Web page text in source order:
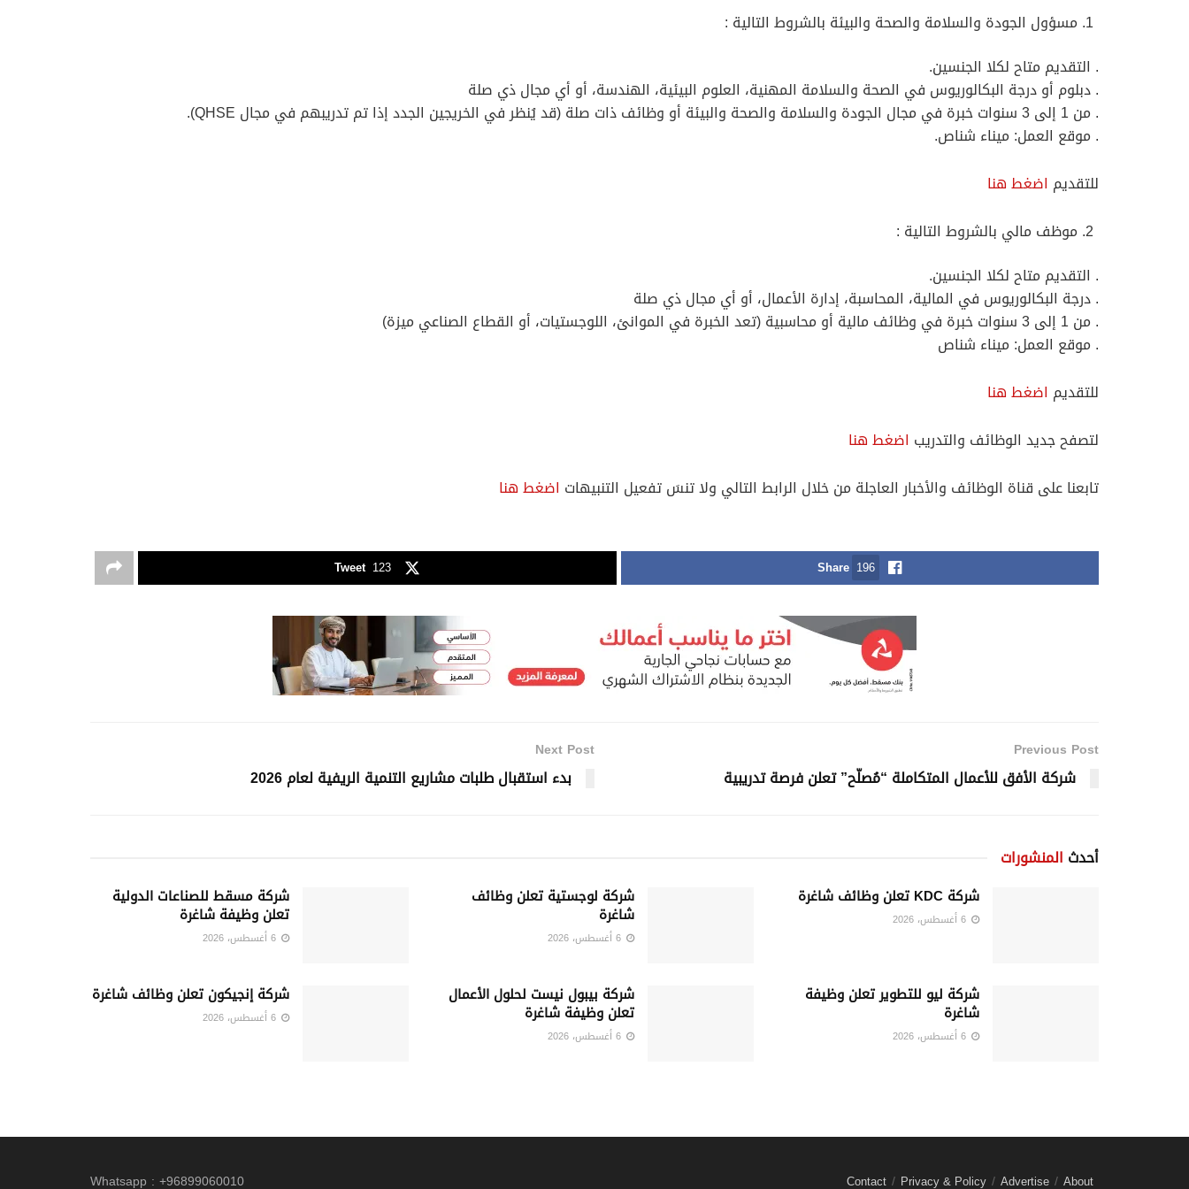
مسؤول الجودة والسلامة والصحة والبيئة بالشروط التالية :
. التقديم متاح لكلا الجنسين.
. دبلوم أو درجة البكالوريوس في الصحة والسلامة المهنية، العلوم البيئية، الهندسة، أو أي مجال ذي صلة
. من 1 إلى 3 سنوات خبرة في مجال الجودة والسلامة والصحة والبيئة أو وظائف ذات صلة (قد يُنظر في الخريجين الجدد إذا تم تدريبهم في مجال QHSE).
. موقع العمل: ميناء شناص.
للتقديم اضغط هنا
موظف مالي بالشروط التالية :
. التقديم متاح لكلا الجنسين.
. درجة البكالوريوس في المالية، المحاسبة، إدارة الأعمال، أو أي مجال ذي صلة
. من 1 إلى 3 سنوات خبرة في وظائف مالية أو محاسبية (تعد الخبرة في الموانئ، اللوجستيات، أو القطاع الصناعي ميزة)
. موقع العمل: ميناء شناص
للتقديم اضغط هنا
لتصفح جديد الوظائف والتدريب اضغط هنا
تابعنا على قناة الوظائف والأخبار العاجلة من خلال الرابط التالي ولا تنسَ تفعيل التنبيهات اضغط هنا
Share 196
Tweet 123
Previous Post
شركة الأفق للأعمال المتكاملة “مُصلّح” تعلن فرصة تدريبية
Next Post
بدء استقبال طلبات مشاريع التنمية الريفية لعام 2026
أحدث المنشورات
شركة KDC تعلن وظائف شاغرة شركة لوجستية تعلن وظائف
شاغرة
شركة مسقط للصناعات الدولية
تعلن وظيفة شاغرة
شركة ليو للتطوير تعلن وظيفة
شاغرة
شركة بيبول نيست لحلول الأعمال
تعلن وظيفة شاغرة
شركة إنجيكون تعلن وظائف شاغرة
About
Advertise
Privacy & Policy
Contact
Whatsapp : +96899060010